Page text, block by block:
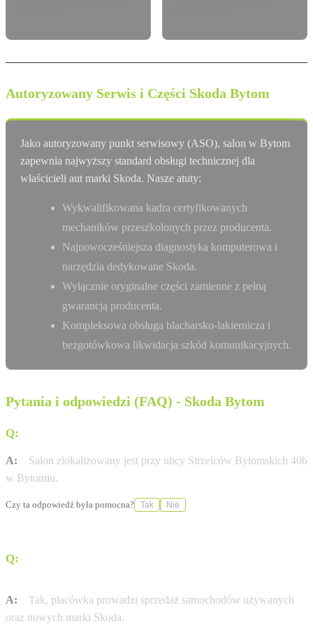
Autoryzowany Serwis i Części Skoda Bytom
Jako autoryzowany punkt serwisowy (ASO), salon w Bytom
zapewnia najwyższy standard obsługi technicznej dla
właścicieli aut marki Skoda. Nasze atuty:
Wykwalifikowana kadra certyfikowanych
mechaników przeszkolonych przez producenta.
Najnowocześniejsza diagnostyka komputerowa i
narzędzia dedykowane Skoda.
Wyłącznie oryginalne części zamienne z pełną
gwarancją producenta.
Kompleksowa obsługa blacharsko-lakiernicza i
bezgotówkowa likwidacja szkód komunikacyjnych.
Pytania i odpowiedzi (FAQ) - Skoda Bytom
Q:
A:
Salon zlokalizowany jest przy ulicy Strzelców Bytomskich 40b
w Bytomiu.
Czy ta odpowiedź była pomocna? Tak Nie
Q:
A:
Tak, placówka prowadzi sprzedaż samochodów używanych
oraz nowych marki Skoda.